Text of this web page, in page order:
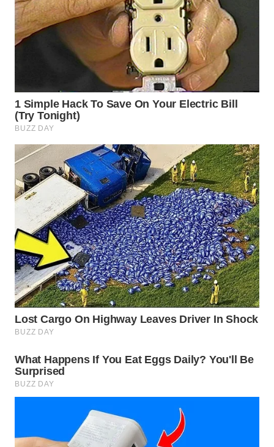
WN
PRIANGAN
TIMUR
WN
SOLO
BOROBUDUR
WN
MADURA
WN
SURABAYA
WN
NATUNA
WN
WN
MANDALIKA
LIKUPANG